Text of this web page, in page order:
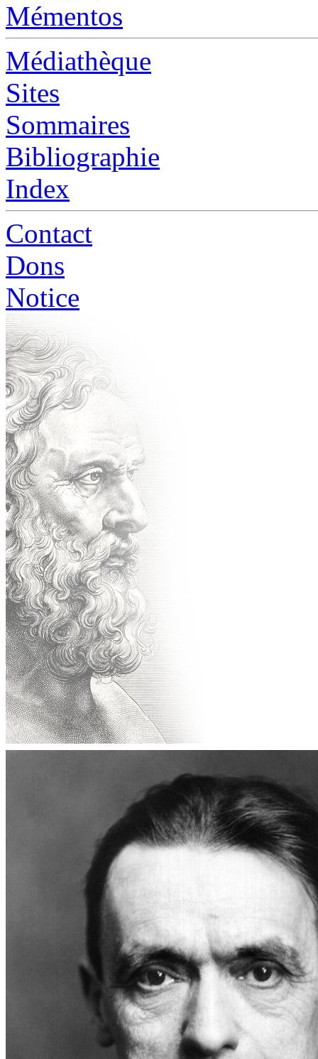
Mémentos
Médiathèque
Sites
Sommaires
Bibliographie
Index
Contact
Dons
Notice